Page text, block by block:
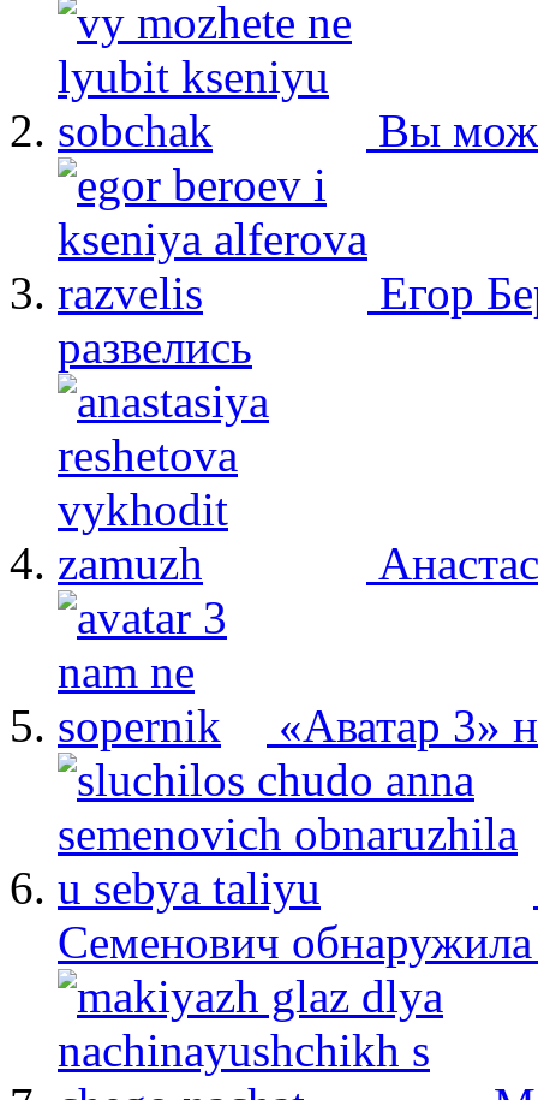
Вы
Егор
развелись
«Аватар 3»
Семенович